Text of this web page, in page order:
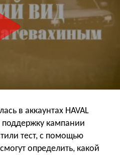
в аккаунтах HAVAL
кампании
тест, с помощью
определить, какой